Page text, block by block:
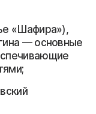
«Шафира»),
— основные